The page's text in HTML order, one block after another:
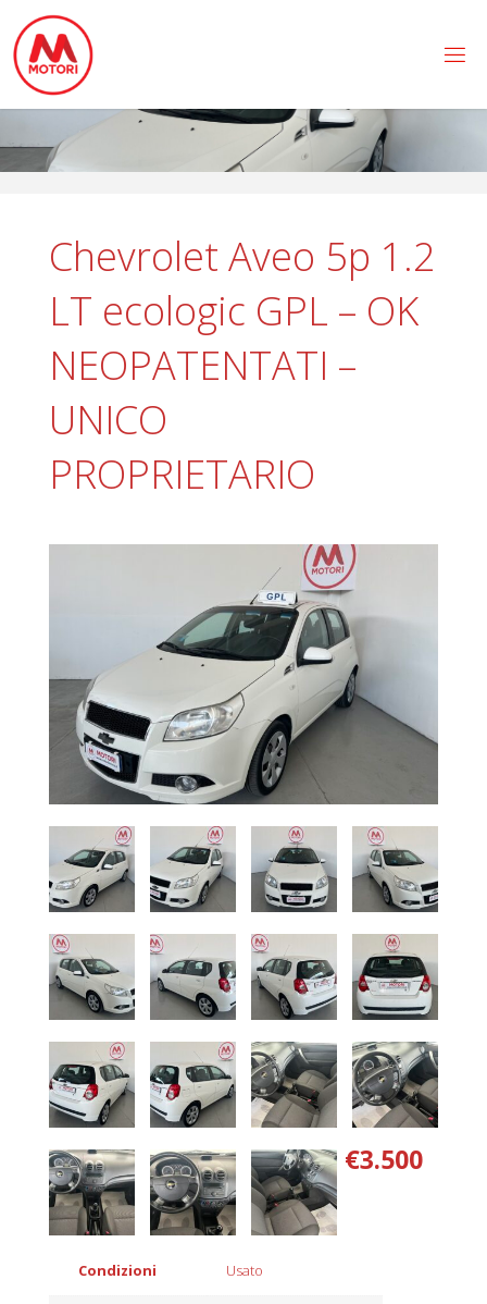
contenuto
Chevrolet Aveo 5p 1.2
LT ecologic GPL – OK
NEOPATENTATI –
UNICO
PROPRIETARIO
€3.500
Condizioni Usato